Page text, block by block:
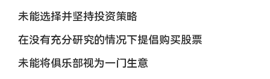
未能选择并坚持投资策略
在没有充分研究的情况下提倡购买股票
未能将俱乐部视为一门生意